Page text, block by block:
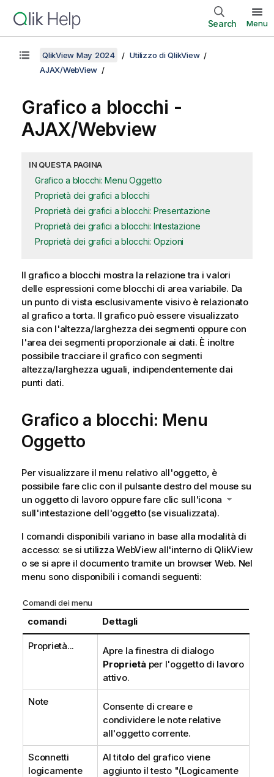
Search Menu
QlikView May 2024
Utilizzo di QlikView
AJAX/WebView
Grafico a blocchi -
AJAX/Webview
IN QUESTA PAGINA
Grafico a blocchi: Menu Oggetto
Proprietà dei grafici a blocchi
Proprietà dei grafici a blocchi: Presentazione
Proprietà dei grafici a blocchi: Intestazione
Proprietà dei grafici a blocchi: Opzioni
Il grafico a blocchi mostra la relazione tra i valori
delle espressioni come blocchi di area variabile. Da
un punto di vista esclusivamente visivo è relazionato
al grafico a torta. Il grafico può essere visualizzato
sia con l'altezza/larghezza dei segmenti oppure con
l'area dei segmenti proporzionale ai dati. È inoltre
possibile tracciare il grafico con segmenti
altezza/larghezza uguali, indipendentemente dai
punti dati.
Grafico a blocchi: Menu
Oggetto
Per visualizzare il menu relativo all'oggetto, è
possibile fare clic con il pulsante destro del mouse su
un oggetto di lavoro oppure fare clic sull'icona
sull'intestazione dell'oggetto (se visualizzata).
I comandi disponibili variano in base alla modalità di
accesso: se si utilizza WebView all'interno di QlikView
o se si apre il documento tramite un browser Web. Nel
menu sono disponibili i comandi seguenti:
Comandi dei menu
comandi Dettagli
Proprietà...
Apre la finestra di dialogo
Proprietàper l'oggetto di lavoro
attivo.
Note
Consente di creare e
condividere le note relative
all'oggetto corrente.
Sconnetti
logicamente
Al titolo del grafico viene
aggiunto il testo "(Logicamente